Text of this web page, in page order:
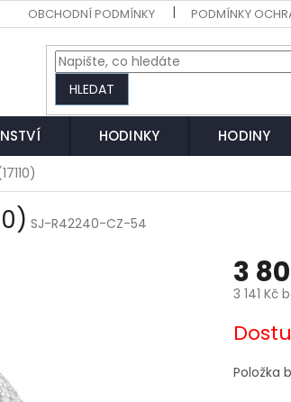
OBCHODNÍ PODMÍNKY PODMÍNKY
HLEDAT
HODINKY HODINY
SJ-R42240-CZ-54
3
3 141 Kč
cena:
Položka